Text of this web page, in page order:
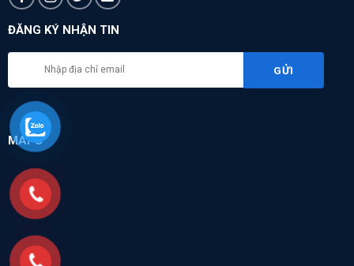
ĐĂNG KÝ NHẬN TIN
MAPS